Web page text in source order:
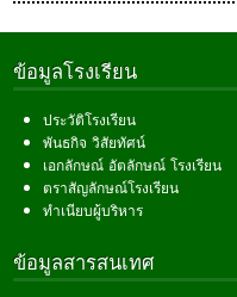
ข้อมูลโรงเรียน
ประวัติโรงเรียน
พันธกิจ วิสัยทัศน์
เอกลักษณ์ อัตลักษณ์ โรงเรียน
ตราสัญลักษณ์โรงเรียน
ทำเนียบผู้บริหาร
ข้อมูลสารสนเทศ